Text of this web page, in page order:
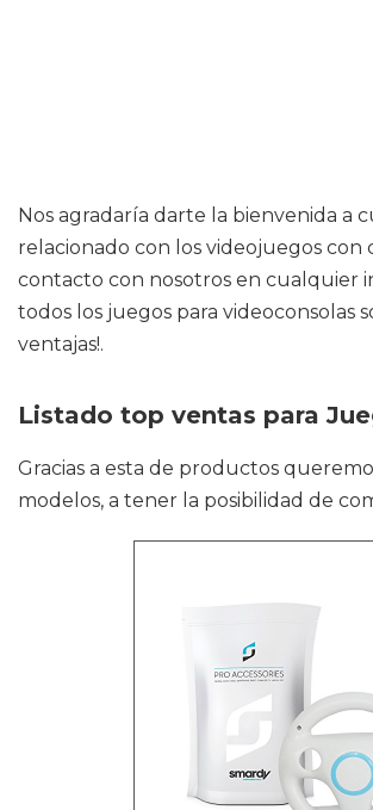
Nos agradaría darte la bienvenida a
relacionado con los videojuegos
contacto con nosotros en cualquier
todos los juegos para videoconsolas
ventajas!.
Listado top ventas para
Gracias a esta de productos
modelos, a tener la posibilidad de